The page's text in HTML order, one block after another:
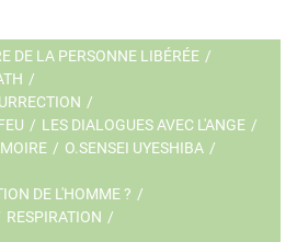
DE LA PERSONNE LIBÉRÉE /
/
/
/ LES DIALOGUES AVEC L'ANGE /
/ O.SENSEI UYESHIBA /
DE L'HOMME ? /
RESPIRATION /